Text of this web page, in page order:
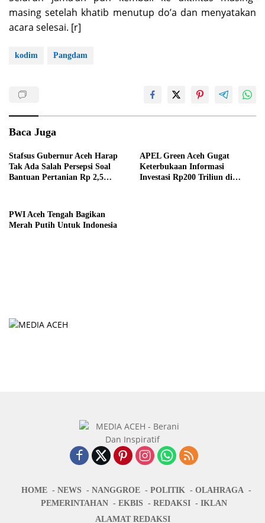
masing setelah khatib menutup do’a dan menyatakan
acara selesai. [r]
kodim Pangdam
Baca Juga
Stafsus Gubernur Aceh Harap
Tak Ada Salah Persepsi Soal
Bantuan Pertanian Rp 2,5
APEL Green Aceh Gugat
Keterbukaan Informasi
Investasi Rp200 Triliun di
PWI Aceh Tengah Bagikan
Merah Putih Untuk Indonesia
HOME NEWS NANGGROE POLITIK
OLAHRAGA
PEMERINTAHAN
EKBIS REDAKSI
IKLAN
ALAMAT REDAKSI